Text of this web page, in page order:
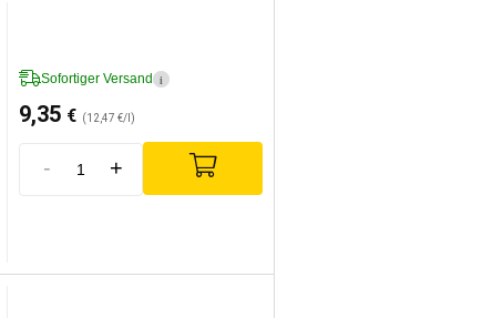
Sofortiger Versand i
9,35 € (12,47 €/l)
- +